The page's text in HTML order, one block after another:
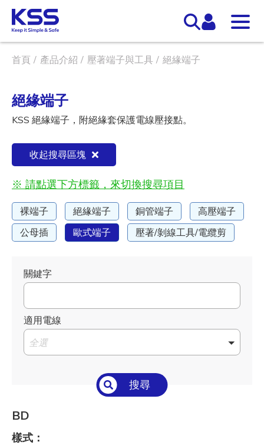
首頁 產品介紹 壓著端子與工具 絕緣端子
絕緣端子
KSS 絕緣端子，附絕緣套保護電線壓接點。
收起搜尋區塊
※ 請點選下方標籤，來切換搜尋項目
裸端子 絕緣端子 銅管端子
高壓端子
公母插
歐式端子 壓著/剝線工具/電纜剪
關鍵字
適用電線
全選
搜尋
BD
樣式：